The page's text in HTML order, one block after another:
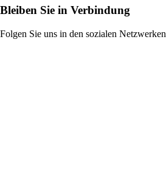
Bleiben Sie in Verbindung
Folgen Sie uns in den sozialen Netzwerken